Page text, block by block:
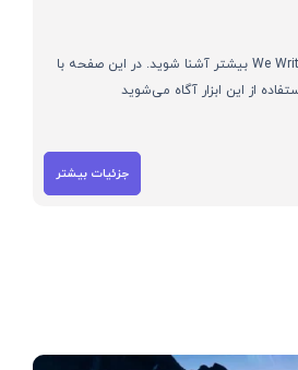
با هوش مصنوعی We Write Cards بیشتر آشنا شوید. در این صفحه با
از این ابزار آگاه می‌شوید
جزئیات بیشتر